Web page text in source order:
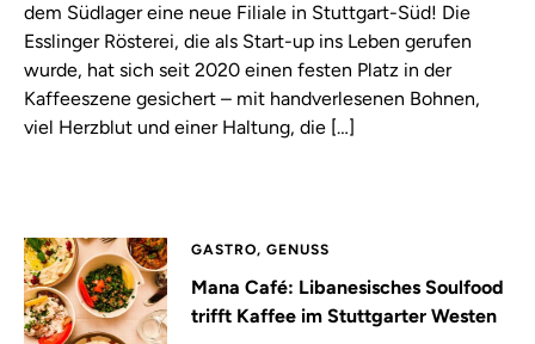
dem Südlager eine neue Filiale in Stuttgart-Süd! Die
Esslinger Rösterei, die als Start-up ins Leben gerufen
wurde, hat sich seit 2020 einen festen Platz in der
Kaffeeszene gesichert – mit handverlesenen Bohnen,
viel Herzblut und einer Haltung, die […]
GASTRO, GENUSS
Mana Café: Libanesisches Soulfood
trifft Kaffee im Stuttgarter Westen